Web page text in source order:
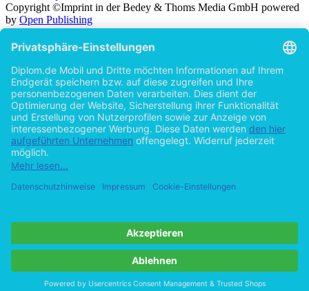
Copyright ©Imprint in der Bedey & Thoms Media GmbH powered
by Open Publishing
Zurück
Suche in
Titel
Autor
Volltext
Erscheinungsjahr
Beliebiges Erscheinungsjahr
ab 2026
ab 2025
ab 2023
ab 2010
Cookie-Einstellungen